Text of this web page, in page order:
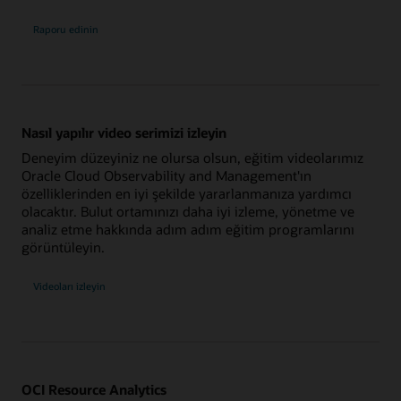
Raporu edinin
Nasıl yapılır video serimizi izleyin
Deneyim düzeyiniz ne olursa olsun, eğitim videolarımız
Oracle Cloud Observability and Management'ın
özelliklerinden en iyi şekilde yararlanmanıza yardımcı
olacaktır. Bulut ortamınızı daha iyi izleme, yönetme ve
analiz etme hakkında adım adım eğitim programlarını
görüntüleyin.
Videoları izleyin
OCI Resource Analytics